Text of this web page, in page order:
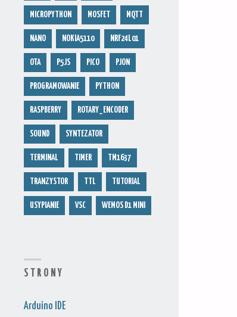
MICROPYTHON MOSFET MQTT
NANO NOKIA5110 NRF24L01
OTA P5JS PICO PJON
PROGRAMOWANIE PYTHON
RASPBERRY ROTARY_ENCODER
SOUND SYNTEZATOR
TERMINAL TIMER TM1637
TRANZYSTOR TTL TUTORIAL
USYPIANIE VSC WEMOS D1 MINI
S T R O N Y
Arduino IDE